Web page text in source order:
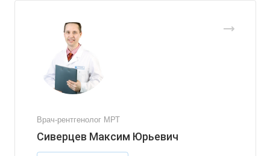
Врач-рентгенолог МРТ
Сиверцев Максим Юрьевич